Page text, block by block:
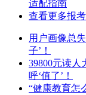
适配指南
查看更多报
用户画像总
子’！
39800元读人
呼‘值了’！
“健康教育怎